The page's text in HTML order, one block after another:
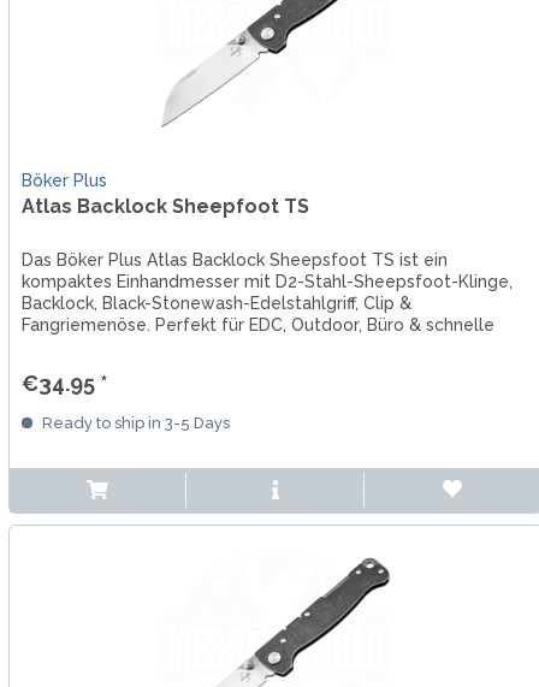
Böker Plus
Atlas Backlock Sheepfoot TS
Das Böker Plus Atlas Backlock Sheepsfoot TS ist ein
kompaktes Einhandmesser mit D2-Stahl-Sheepsfoot-Klinge,
Backlock, Black-Stonewash-Edelstahlgriff, Clip &
Fangriemenöse. Perfekt für EDC, Outdoor, Büro & schnelle
€34.95 *
Ready to ship in 3-5 Days